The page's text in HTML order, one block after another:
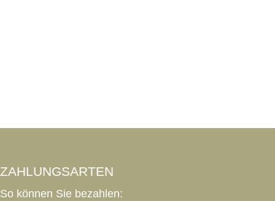
ZAHLUNGSARTEN
So können Sie bezahlen: